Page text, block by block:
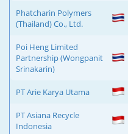
Phatcharin Polymers
(Thailand) Co., Ltd.
Poi Heng Limited
Partnership (Wongpanit
Srinakarin)
PT Arie Karya Utama
PT Asiana Recycle
Indonesia